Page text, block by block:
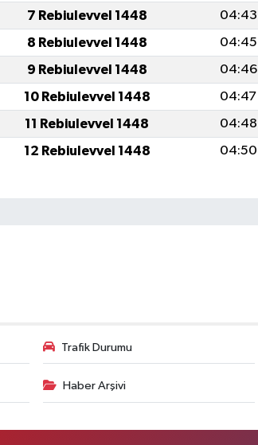
7 Rebiulevvel 1448 04:43
8 Rebiulevvel 1448 04:45
9 Rebiulevvel 1448 04:46
10 Rebiulevvel 1448 04:47
11 Rebiulevvel 1448 04:48
12 Rebiulevvel 1448 04:50
Trafik Durumu
Haber Arşivi